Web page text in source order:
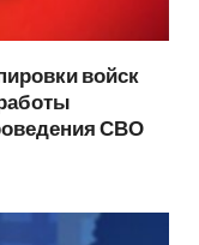
войск
СВО